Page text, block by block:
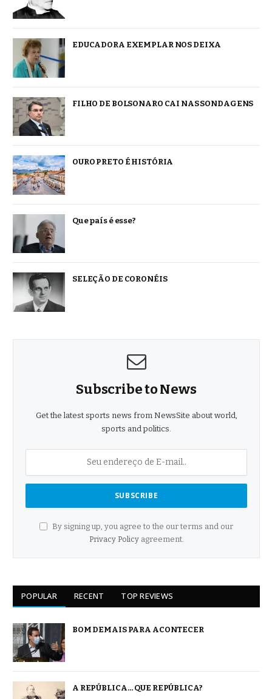
EDUCADORA EXEMPLAR NOS DEIXA
FILHO DE BOLSONARO CAI NAS SONDAGENS
OURO PRETO É HISTÓRIA
Que país é esse?
SELEÇÃO DE CORONÉIS
Subscribe to News
Get the latest sports news from NewsSite about world,
sports and politics.
By signing up, you agree to the our terms and our
Privacy Policyagreement.
POPULAR RECENT TOP REVIEWS
BOM DEMAIS PARA ACONTECER
A REPÚBLICA… QUE REPÚBLICA?